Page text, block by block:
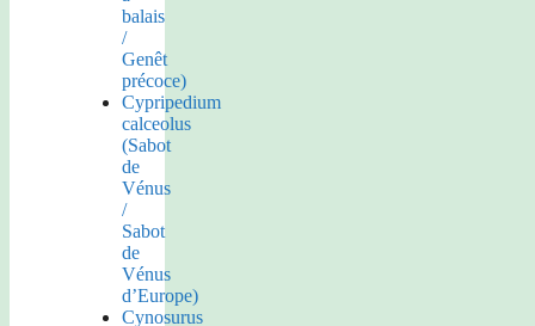
balais
/
Genêt
précoce)
Cypripedium
calceolus
(Sabot
de
Vénus
/
Sabot
de
Vénus
d’Europe)
Cynosurus